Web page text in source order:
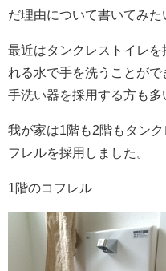
だ理由について書いてみた
最近はタンクレストイレ
れる水で手を洗うことが
手洗い器を採用する方も多
我が家は1階も2階もタン
フレルを採用しました。
1階のコフレル